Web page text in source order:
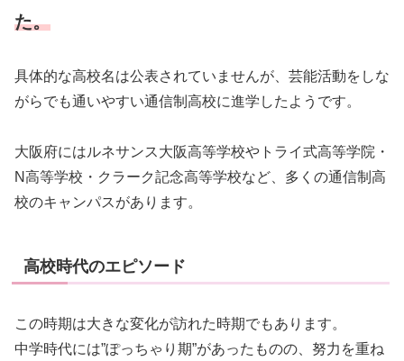
た。
具体的な高校名は公表されていませんが、芸能活動をしな
がらでも通いやすい通信制高校に進学したようです。
大阪府にはルネサンス大阪高等学校やトライ式高等学院・
N高等学校・クラーク記念高等学校など、多くの通信制高
校のキャンパスがあります。
高校時代のエピソード
この時期は大きな変化が訪れた時期でもあります。
中学時代には”ぽっちゃり期”があったものの、努力を重ね